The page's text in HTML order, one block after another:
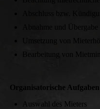
Abschluss bzw.
Abnahme und Übergabe
Umsetzung von
Bearbeitung von
Organisatorische Aufgaben
Auswahl des Mieters